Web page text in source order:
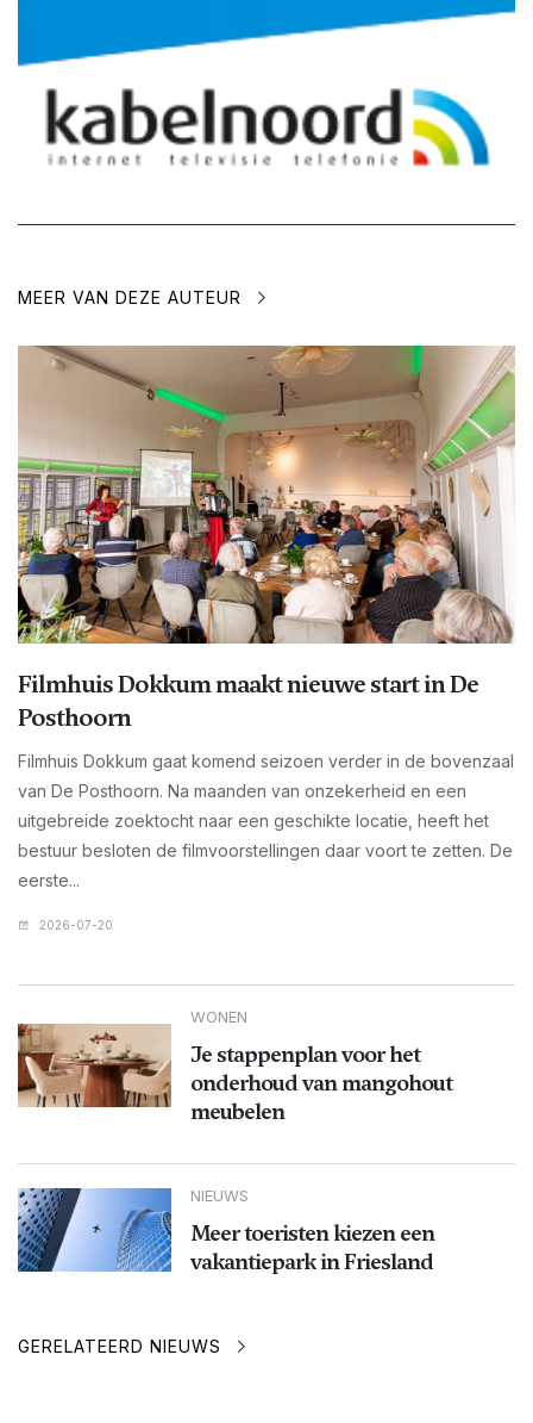
MEER VAN DEZE AUTEUR
Filmhuis Dokkum maakt nieuwe start in De
Posthoorn
Filmhuis Dokkum gaat komend seizoen verder in de bovenzaal
van De Posthoorn. Na maanden van onzekerheid en een
uitgebreide zoektocht naar een geschikte locatie, heeft het
bestuur besloten de filmvoorstellingen daar voort te zetten. De
eerste...
2026-07-20
WONEN
Je stappenplan voor het
onderhoud van mangohout
meubelen
NIEUWS
Meer toeristen kiezen een
vakantiepark in Friesland
GERELATEERD NIEUWS